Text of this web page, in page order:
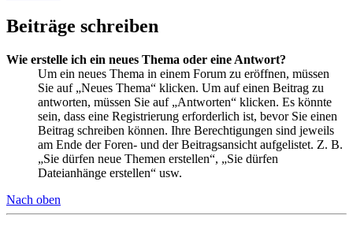
Beiträge schreiben
Wie erstelle ich ein neues Thema oder eine Antwort?
Um ein neues Thema in einem Forum zu eröffnen, müssen
Sie auf „Neues Thema“ klicken. Um auf einen Beitrag zu
antworten, müssen Sie auf „Antworten“ klicken. Es könnte
sein, dass eine Registrierung erforderlich ist, bevor Sie einen
Beitrag schreiben können. Ihre Berechtigungen sind jeweils
am Ende der Foren- und der Beitragsansicht aufgelistet. Z. B.
„Sie dürfen neue Themen erstellen“, „Sie dürfen
Dateianhänge erstellen“ usw.
Nach oben